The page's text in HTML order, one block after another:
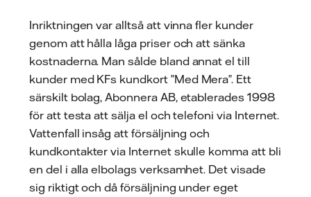
Inriktningen var alltså att vinna fler kunder
genom att hålla låga priser och att sänka
kostnaderna. Man sålde bland annat el till
kunder med KFs kundkort ”Med Mera”. Ett
särskilt bolag, Abonnera AB, etablerades 1998
för att testa att sälja el och telefoni via Internet.
Vattenfall insåg att försäljning och
kundkontakter via Internet skulle komma att bli
en del i alla elbolags verksamhet. Det visade
sig riktigt och då försäljning under eget